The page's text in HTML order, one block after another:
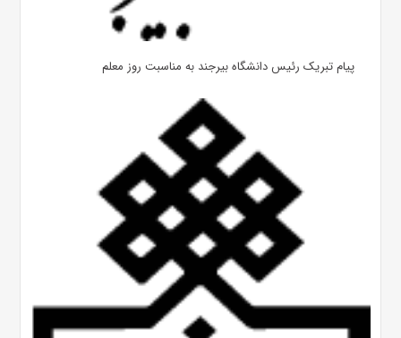
پیام تبریک رئیس دانشگاه بیرجند به مناسبت روز معلم